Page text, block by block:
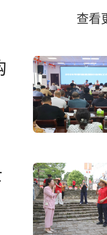
查看